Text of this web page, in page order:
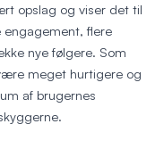
opslag og viser det til
engagement, flere
nye følgere. Som
meget hurtigere og
af brugernes